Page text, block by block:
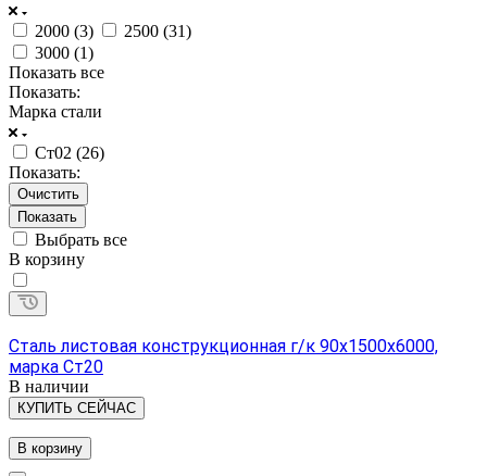
2000 (3) 2500 (31)
3000 (1)
Показать все
Показать:
Марка стали
Ст02 (26)
Показать:
Очистить
Выбрать все
В корзину
Сталь листовая конструкционная г/к 90х1500х6000,
марка Ст20
В наличии
КУПИТЬ СЕЙЧАС
В корзину